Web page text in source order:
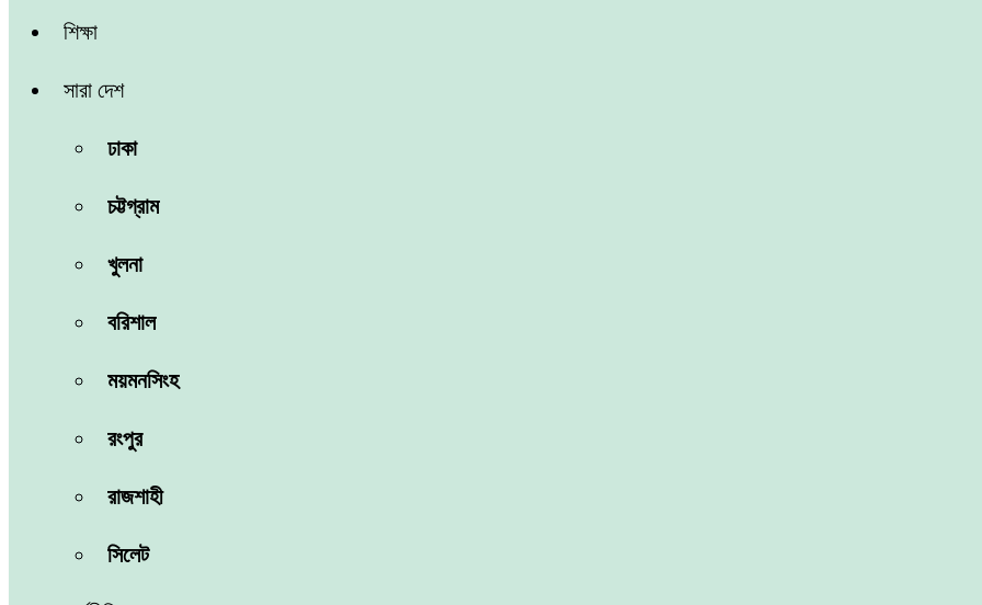
শিক্ষা
সারা দেশ
ঢাকা
চট্টগ্রাম
খুলনা
বরিশাল
ময়মনসিংহ
রংপুর
রাজশাহী
সিলেট